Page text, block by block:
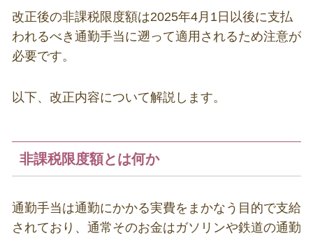
改正後の非課税限度額は2025年4月 1 日以後に支払
われるべき通勤手当に遡って適用されるため注意が
必要です。
以下、改正内容について解説します。
非課税限度額とは何か
通勤手当は通勤にかかる実費をまかなう目的で支給
されており、通常そのお金はガソリンや鉄道の通勤